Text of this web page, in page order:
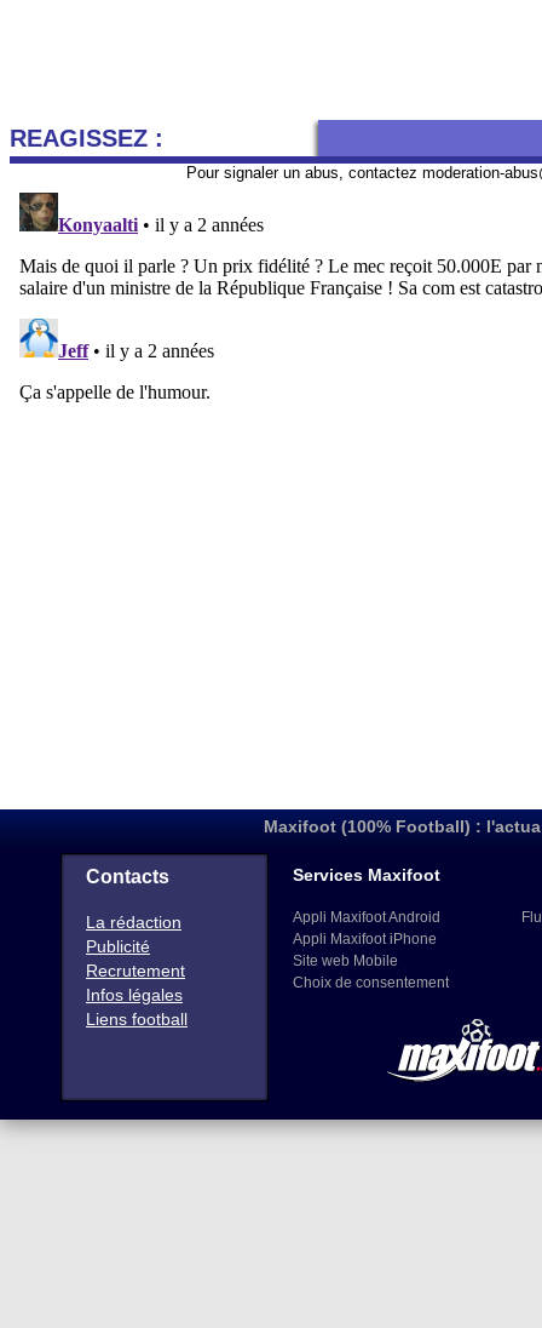
REAGISSEZ :
Pour signaler un abus, contactez moderation-
Maxifoot (100% Football) :
Contacts
La rédaction
Publicité
Recrutement
Infos légales
Liens football
Services Maxifoot
Appli Maxifoot Android
Appli Maxifoot iPhone
Site web Mobile
Choix de consentement